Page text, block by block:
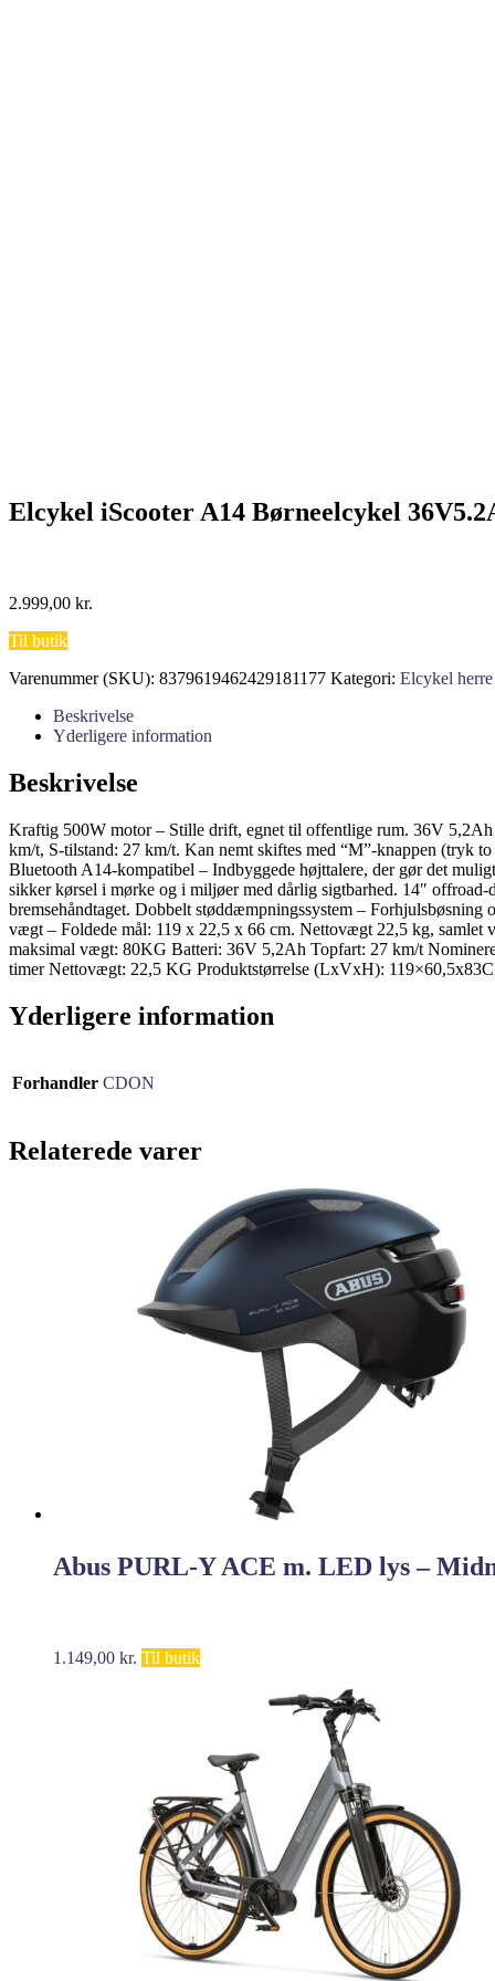
Elcykel iScooter A14 Børneelcykel
2.999,00 kr.
Til butik
Varenummer (SKU): 8379619462429181177 Kategori: Elcykel herre
Beskrivelse
Yderligere information
Beskrivelse
Kraftig 500W motor – Stille drift, egnet til offentlige rum. 36V
km/t, S-tilstand: 27 km/t. Kan nemt skiftes med “M”-knappen (tryk
Bluetooth A14-kompatibel – Indbyggede højttalere, der gør det
sikker kørsel i mørke og i miljøer med dårlig sigtbarhed. 14″
bremsehåndtaget. Dobbelt støddæmpningssystem –
vægt – Foldede mål: 119 x 22,5 x 66 cm. Nettovægt 22,5 kg,
maksimal vægt: 80KG Batteri: 36V 5,2Ah Topfart: 27 km/t
timer Nettovægt: 22,5 KG Produktstørrelse (LxVxH):
Yderligere information
Forhandler CDON
Relaterede varer
Abus PURL-Y ACE m. LED lys –
1.149,00 kr. Til butik